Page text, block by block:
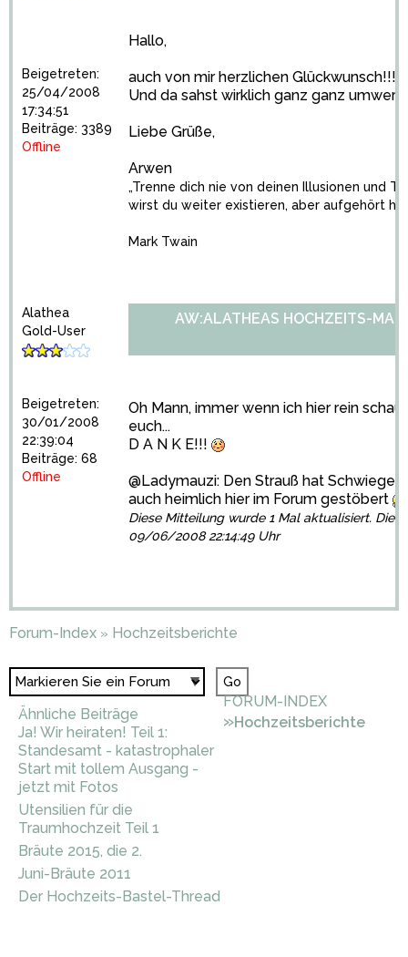
Beigetreten:
25/04/2008
17:34:51
Beiträge: 3389
Offline
Hallo,
auch von mir herzlichen Glückwunsch!!!
Und da sahst wirklich ganz ganz
Liebe Grüße,
Arwen
„Trenne dich nie von deinen Illusionen und
wirst du weiter existieren, aber aufgehört
Mark Twain
Alathea
Gold-User
Beigetreten:
30/01/2008
22:39:04
Beiträge: 68
Offline
AW:ALATHEAS HOCHZEITS-
Oh Mann, immer wenn ich hier rein
euch...
D A N K E!!!
@Ladymauzi: Den Strauß hat
auch heimlich hier im Forum gestöbert
Diese Mitteilung wurde 1 Mal aktualisiert. Die
09/06/2008 22:14:49 Uhr
Forum-Index » Hochzeitsberichte
Ähnliche Beiträge
Ja! Wir heiraten! Teil 1:
Standesamt - katastrophaler
Start mit tollem Ausgang -
jetzt mit Fotos
Utensilien für die
Traumhochzeit Teil 1
Bräute 2015, die 2.
Juni-Bräute 2011
Der Hochzeits-Bastel-Thread
FORUM-INDEX
»Hochzeitsberichte